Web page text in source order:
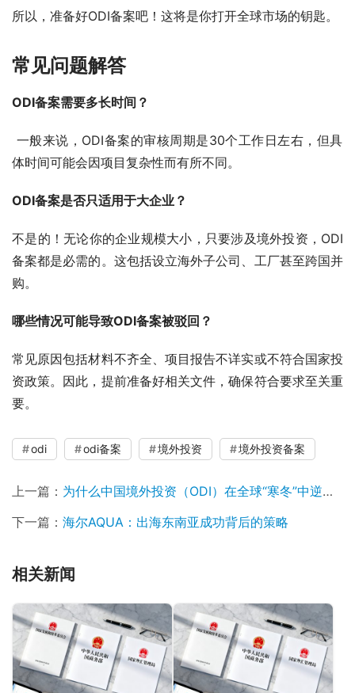
所以，准备好ODI备案吧！这将是你打开全球市场的钥匙。
常见问题解答
ODI备案需要多长时间？
体时间可能会因项目复杂性而有所不同。
ODI备案是否只适用于大企业？
不是的！无论你的企业规模大小，只要涉及境外投资，ODI
备案都是必需的。这包括设立海外子公司、工厂甚至跨国并
购。
哪些情况可能导致ODI备案被驳回？
常见原因包括材料不齐全、项目报告不详实或不符合国家投
资政策。因此，提前准备好相关文件，确保符合要求至关重
要。
odi odi备案 境外投资 境外投资备案
上一篇： 为什么中国境外投资（ODI）在全球“寒冬”中逆势爆发？答案出乎意料
下一篇： 海尔AQUA：出海东南亚成功背后的策略
相关新闻